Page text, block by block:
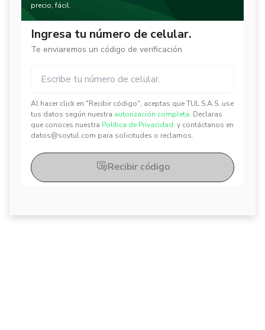
precio, fácil.
Ingresa tu número de celular.
Te enviaremos un código de verificación
Al hacer click en "Recibir código", aceptas que TUL S.A.S. use
tus datos según nuestra autorización completa. Declaras
que conoces nuestra Política de Privacidad. y contáctanos en
datos@soytul.com para solicitudes o reclamos.
Recibir código